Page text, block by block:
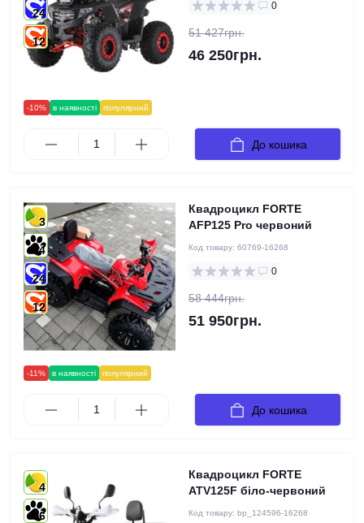
-10% в наявності популярний
24
12
0
51 427грн.
46 250грн.
До кошика
-11% в наявності популярний
3
4
24
12
Квадроцикл FORTE
AFP125 Pro червоний
Код товару: 60769-16268
0
58 444грн.
51 950грн.
До кошика
4
6
Квадроцикл FORTE
ATV125F біло-червоний
Код товару: bp_124596-16268